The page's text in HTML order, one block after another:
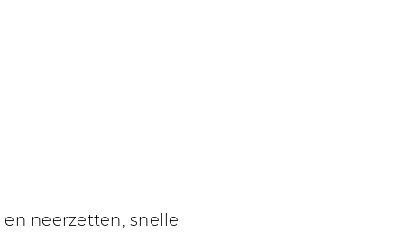
neerzetten, snelle